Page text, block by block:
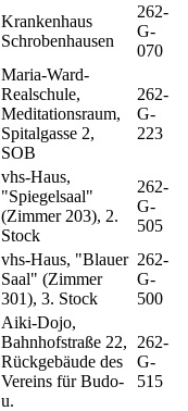
Krankenhaus
Schrobenhausen
262-
G-
070
Maria-Ward-
Realschule,
Meditationsraum,
Spitalgasse 2,
SOB
262-
G-
223
vhs-Haus,
"Spiegelsaal"
(Zimmer 203), 2.
Stock
262-
G-
505
vhs-Haus, "Blauer
Saal" (Zimmer
301), 3. Stock
262-
G-
500
Aiki-Dojo,
Bahnhofstraße 22,
Rückgebäude des
Vereins für Budo-
u.
262-
G-
515